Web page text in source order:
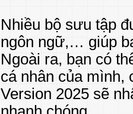
Nhiều bộ sưu tập
ngôn ngữ,… giúp
Ngoài ra, bạn có
cá nhân của mình,
Version 2025 sẽ